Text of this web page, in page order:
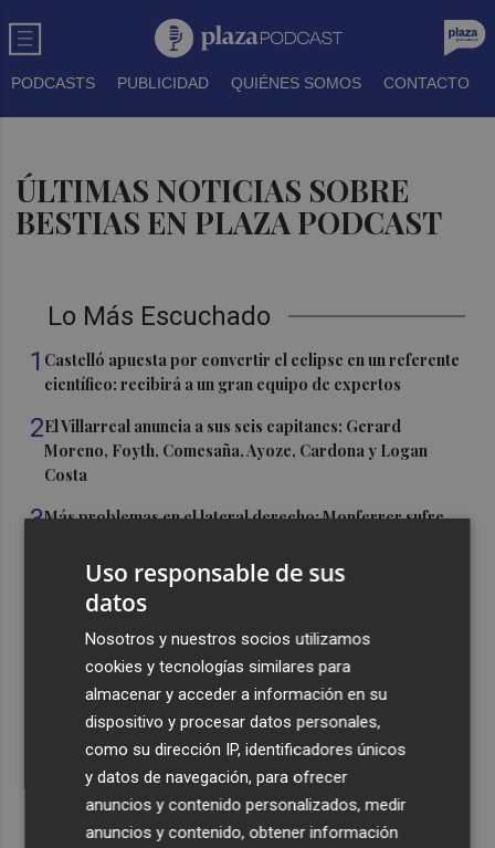
PODCASTS PUBLICIDAD QUIÉNES SOMOS CONTACTO
ÚLTIMAS NOTICIAS SOBRE
BESTIAS EN PLAZA PODCAST
Lo Más Escuchado
1 Castelló apuesta por convertir el eclipse en un referente
científico: recibirá a un gran equipo de expertos
2El Villarreal anuncia a sus seis capitanes: Gerard
Moreno, Foyth, Comesaña, Ayoze, Cardona y Logan
Costa
3Más problemas en el lateral derecho: Monferrer sufre
San Javier da viabilidad al nuevo contrato del transporte
urbano y a un hotel de cuatro estrellas en La Manga con
324 habitaciones
Estos son los estrenos que abren la cartelera en agosto:
de la comedia 'El último mono' a una nueva entrega de
'La Patrulla Canina'
Uso responsable de sus
datos
Nosotros y nuestros socios utilizamos
cookies y tecnologías similares para
almacenar y acceder a información en su
dispositivo y procesar datos personales,
como su dirección IP, identificadores únicos
y datos de navegación, para ofrecer
anuncios y contenido personalizados, medir
anuncios y contenido, obtener información